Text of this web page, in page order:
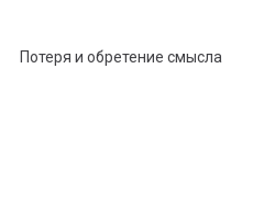
Потеря и обретение смысла